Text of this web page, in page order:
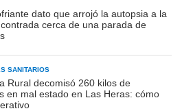
dato que arrojó la autopsia a la
cerca de una parada de
SANITARIOS
Rural decomisó 260 kilos de
en mal estado en Las Heras: cómo